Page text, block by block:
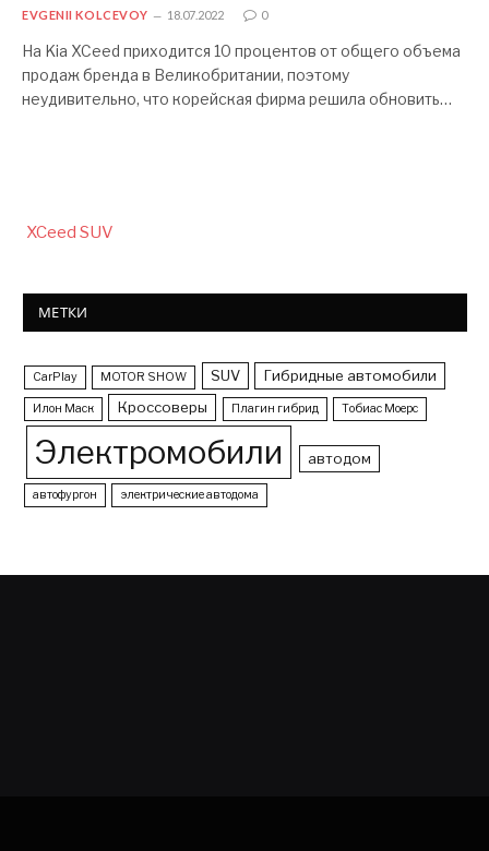
EVGENII KOLCEVOY 18.07.2022 0
На Kia XCeed приходится 10 процентов от общего объема
продаж бренда в Великобритании, поэтому
неудивительно, что корейская фирма решила обновить…
XCeed SUV
МЕТКИ
CarPlay MOTOR SHOW SUV Гибридные автомобили
Илон Маск Кроссоверы Плагин гибрид Тобиас Моерс
Электромобили автодом
автофургон электрические автодома